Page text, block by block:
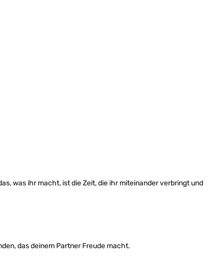
was ihr macht, ist die Zeit, die ihr miteinander verbringt und
das deinem Partner Freude macht.